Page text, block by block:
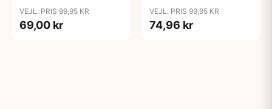
Blush/Vanilla
VEJL. PRIS 99,95 KR
69,00 kr
Sage/Cloud
VEJL. PRIS 99,95 KR
74,96 kr